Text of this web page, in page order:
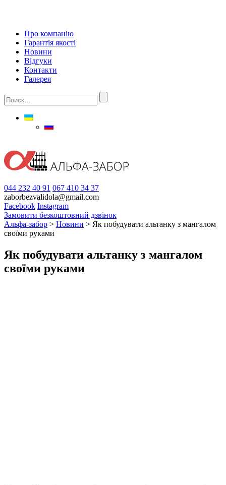
Про компанію
Гарантія якості
Новини
Відгуки
Контакти
Галерея
044 232 40 91 067 410 34 37
zaborbezvalidola@gmail.com
Facebook Instagram
Замовити безкоштовний дзвінок
Альфа-забор > Новини > Як побудувати альтанку з мангалом
своїми руками
Як побудувати альтанку з мангалом
своїми руками